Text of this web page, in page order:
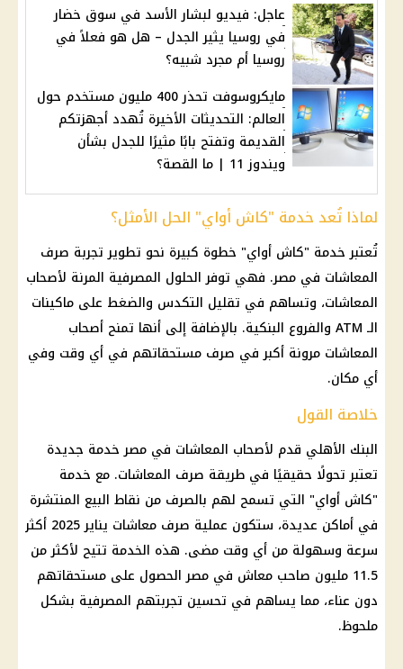
عاجل: فيديو لبشار الأسد في سوق خضار
في روسيا يثير الجدل – هل هو فعلاً في
روسيا أم مجرد شبيه؟
مايكروسوفت تحذر 400 مليون مستخدم حول
العالم: التحديثات الأخيرة تُهدد أجهزتكم
القديمة وتفتح بابًا مثيرًا للجدل بشأن
ويندوز 11 | ما القصة؟
لماذا تُعد خدمة "كاش أواي" الحل الأمثل؟
تُعتبر خدمة "كاش أواي" خطوة كبيرة نحو تطوير تجربة صرف
المعاشات في مصر. فهي توفر الحلول المصرفية المرنة لأصحاب
المعاشات، وتساهم في تقليل التكدس والضغط على ماكينات
الـ ATM
والفروع البنكية. بالإضافة إلى أنها تمنح أصحاب
المعاشات مرونة أكبر في صرف مستحقاتهم في أي وقت وفي
أي مكان.
خلاصة القول
البنك الأهلي قدم لأصحاب المعاشات في مصر خدمة جديدة
تعتبر تحولًا حقيقيًا في طريقة صرف المعاشات. مع خدمة
"كاش أواي" التي تسمح لهم بالصرف من نقاط البيع المنتشرة
في أماكن عديدة، ستكون عملية صرف معاشات يناير 2025
أكثر
سرعة وسهولة من أي وقت مضى. هذه الخدمة تتيح لأكثر من
11.5 مليون صاحب
معاش في مصر الحصول على مستحقاتهم
دون عناء، مما يساهم في تحسين تجربتهم المصرفية بشكل
ملحوظ.